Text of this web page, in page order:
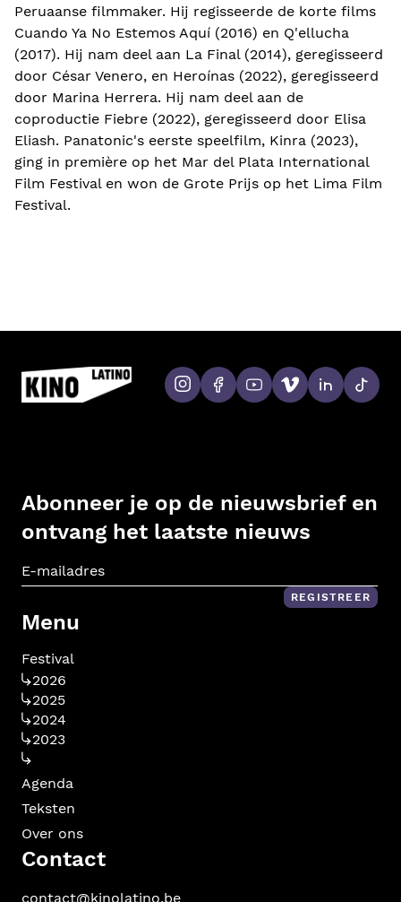
Peruaanse filmmaker. Hij regisseerde de korte films
Cuando Ya No Estemos Aquí (2016) en Q'ellucha
(2017). Hij nam deel aan La Final (2014), geregisseerd
door César Venero, en Heroínas (2022), geregisseerd
door Marina Herrera. Hij nam deel aan de
coproductie Fiebre (2022), geregisseerd door Elisa
Eliash. Panatonic's eerste speelfilm, Kinra (2023),
ging in première op het Mar del Plata International
Film Festival en won de Grote Prijs op het Lima Film
Festival.
Abonneer je op de nieuwsbrief en
ontvang het laatste nieuws
REGISTREER
Menu
Festival
2026
2025
2024
2023
Agenda
Teksten
Over ons
Contact
contact@kinolatino.be